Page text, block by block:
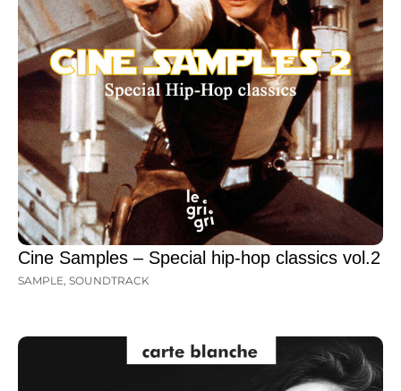
Cine Samples – Special hip-hop classics vol.2
SAMPLE, SOUNDTRACK